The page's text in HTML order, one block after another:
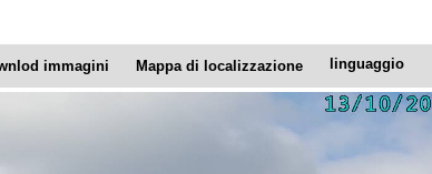
immagini Mappa di localizzazione linguaggio